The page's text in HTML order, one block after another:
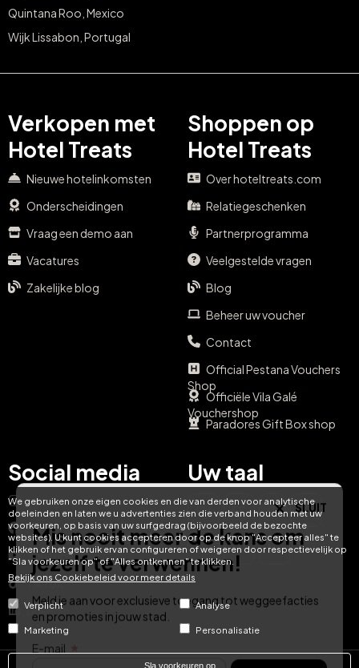
We gebruiken onze eigen cookies en die van derden voor analytische
doeleinden en laten we u advertenties zien die verband houden met uw
voorkeuren, op basis van uw surfgedrag (bijvoorbeeld de bezochte
websites). U kunt cookies accepteren door op de knop "Accepteer alles" te
klikken of het gebruik ervan configureren of weigeren door respectievelijk op
"Sla voorkeuren op" of "Alles ontkennen" te klikken.
Bekijk ons ​​Cookiebeleid voor meer details
Verplicht Analyse
Marketing Personalisatie
Sla voorkeuren op
Quintana Roo, Mexico
Wijk Lissabon, Portugal
Verkopen met
Hotel Treats
Nieuwe hotelinkomsten
Onderscheidingen
Vraag een demo aan
Vacatures
Zakelijke blog
Shoppen op
Hotel Treats
Over hoteltreats.com
Relatiegeschenken
Partnerprogramma
Veelgestelde vragen
Blog
Beheer uw voucher
Contact
Official Pestana Vouchers
Shop
Officiële Vila Galé
Vouchershop
Paradores Gift Box shop
Social media
Instagram
Facebook
YouTube
TikTok
LinkedIn
Uw taal
EN ES IT PT
DE FR NL
SLUIT
Mis nooit meer de kans om
jezelf te verwennen!
Meld je aan voor exclusieve toegang tot weggeefacties
en promoties in jouw stad.
E-mail
AANMELDEN